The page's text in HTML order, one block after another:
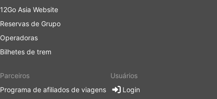
12Go Asia Website
Reservas de Grupo
Operadoras
Bilhetes de trem
Parceiros
Programa de afiliados de viagens
Usuários
Login